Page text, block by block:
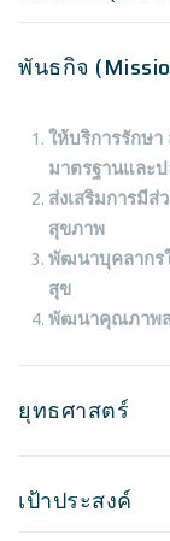
พันธกิจ
ให้บริการรักษ
มาตรฐานและ
ส่งเสริมการมี
สุขภาพ
พัฒนาบุคลากร
สุข
พัฒนาคุณภาพส
ยุทธศาสตร์
เป้าประสงค์